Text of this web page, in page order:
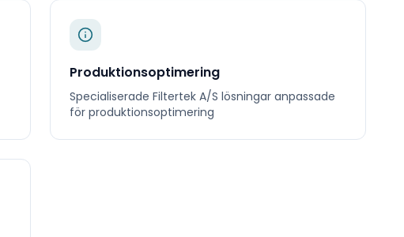
Produktionsoptimering
Specialiserade Filtertek A/S lösningar anpassade
för produktionsoptimering